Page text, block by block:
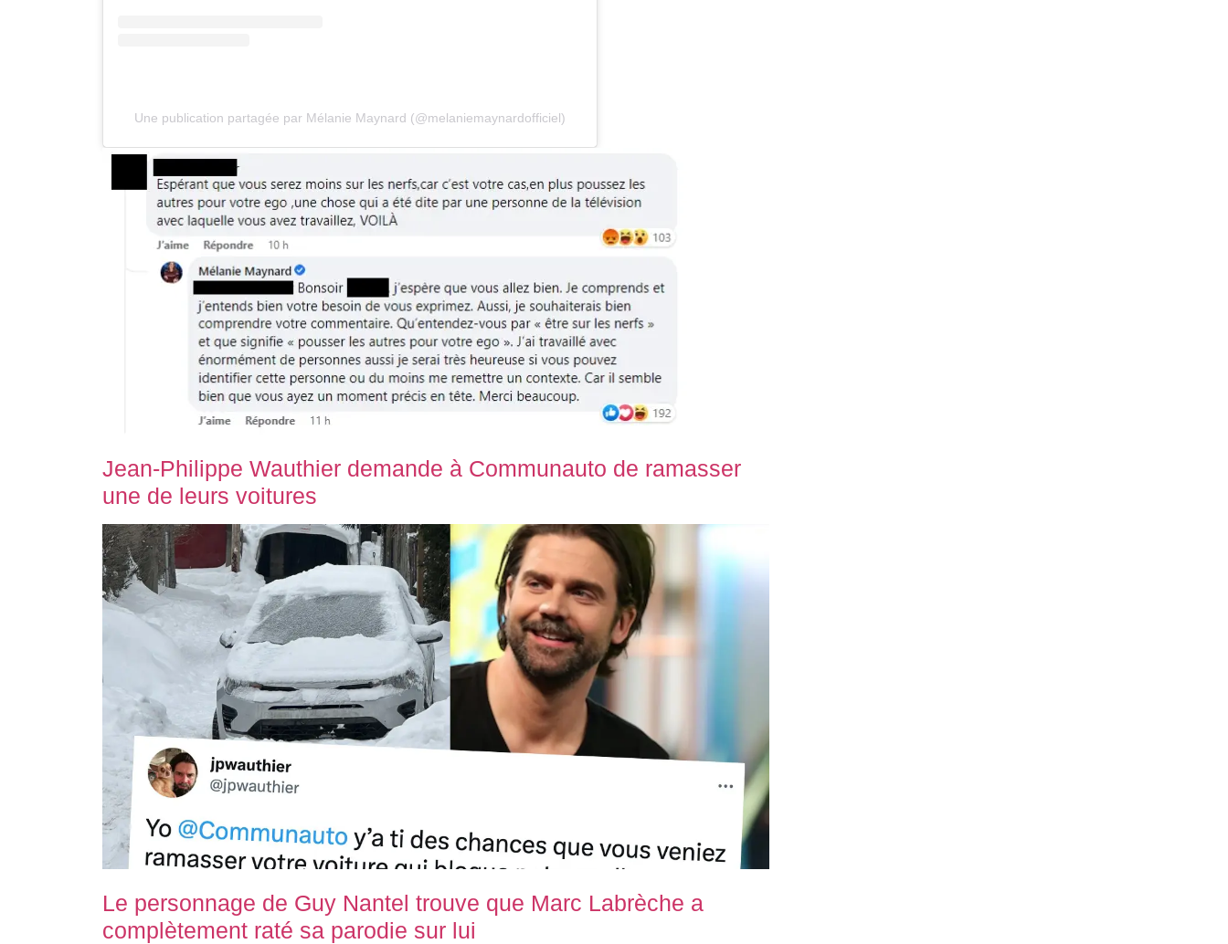
Une publication partagée par Mélanie Maynard (@melaniemaynardofficiel)
Jean-Philippe Wauthier demande à Communauto de ramasser
une de leurs voitures
Le personnage de Guy Nantel trouve que Marc Labrèche a
complètement raté sa parodie sur lui